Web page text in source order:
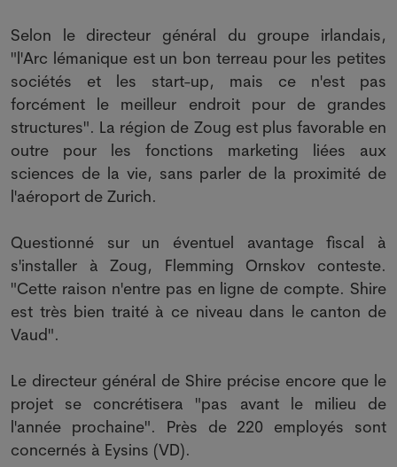
Selon le directeur général du groupe irlandais,
"l'Arc lémanique est un bon terreau pour les petites
sociétés et les start-up, mais ce n'est pas
forcément le meilleur endroit pour de grandes
structures". La région de Zoug est plus favorable en
outre pour les fonctions marketing liées aux
sciences de la vie, sans parler de la proximité de
l'aéroport de Zurich.
Questionné sur un éventuel avantage fiscal à
s'installer à Zoug, Flemming Ornskov conteste.
"Cette raison n'entre pas en ligne de compte. Shire
est très bien traité à ce niveau dans le canton de
Vaud".
Le directeur général de Shire précise encore que le
projet se concrétisera "pas avant le milieu de
l'année prochaine". Près de 220 employés sont
concernés à Eysins (VD).